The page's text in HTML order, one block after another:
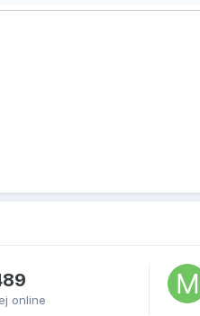
online